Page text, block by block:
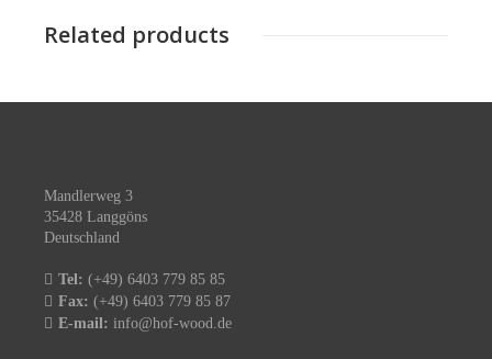
Related products
Mandlerweg 3
35428 Langgöns
Deutschland
Tel: (+49) 6403 779 85 85
Fax: (+49) 6403 779 85 87
E-mail: info@hof-wood.de